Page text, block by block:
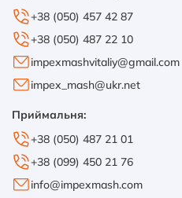
+38 (050) 457 42 87
+38 (050) 487 22 10
impexmashvitaliy@gmail.com
impex_mash@ukr.net
Приймальня:
+38 (050) 487 21 01
+38 (099) 450 21 76
info@impexmash.com